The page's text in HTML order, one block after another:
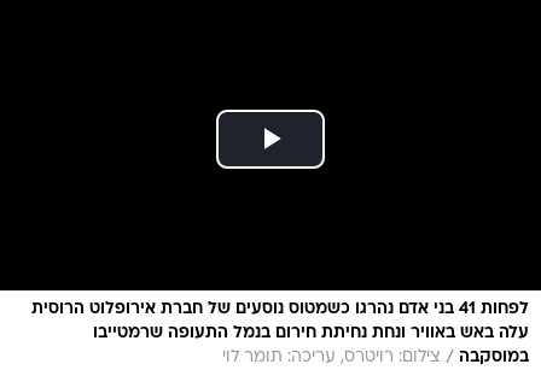
לפחות 41 בני אדם נהרגו כשמטוס נוסעים של חברת אירופלוט הרוסית
עלה באש באוויר ונחת נחיתת חירום בנמל התעופה שרמטייבו
במוסקבה / צילום: רויטרס, עריכה: תומר לוי